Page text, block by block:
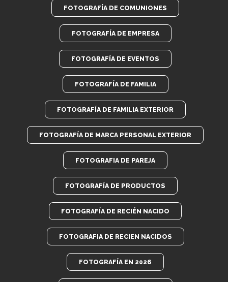
FOTOGRAFÍA DE COMUNIONES
FOTOGRAFÍA DE EMPRESA
FOTOGRAFÍA DE EVENTOS
FOTOGRAFÍA DE FAMILIA
FOTOGRAFÍA DE FAMILIA EXTERIOR
FOTOGRAFÍA DE MARCA PERSONAL EXTERIOR
FOTOGRAFIA DE PAREJA
FOTOGRAFÍA DE PRODUCTOS
FOTOGRAFÍA DE RECIÉN NACIDO
FOTOGRAFIA DE RECIEN NACIDOS
FOTOGRAFÍA EN 2026